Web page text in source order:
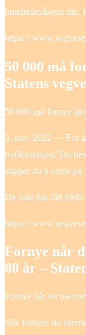
hundreårsdagen din,
https://
50 000 må
Statens
50 000 må fornye
3. nov. 2022 — For å
trafikkstasjon. Du
slipper du å vente
De som har fått
https://
Fornye når
80 år –
Fornye når du
Slik fornyer du